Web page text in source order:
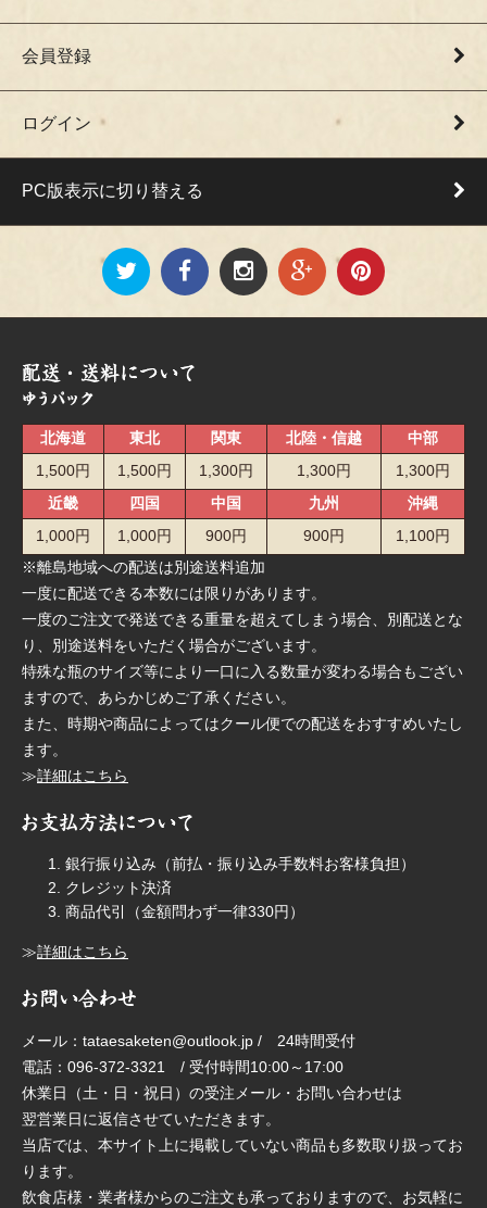
会員登録
ログイン
PC版表示に切り替える
北海道 東北 関東 北陸・信越
中部
1,500円
1,500円 1,300円 1,300円
1,300円
近畿
四国 中国 九州
沖縄
1,000円
1,000円 900円 900円
1,100円
※離島地域への配送は別途送料追加
一度に配送できる本数には限りがあります。
一度のご注文で発送できる重量を超えてしまう場合、別配送とな
り、別途送料をいただく場合がございます。
特殊な瓶のサイズ等により一口に入る数量が変わる場合もござい
ますので、あらかじめご了承ください。
また、時期や商品によってはクール便での配送をおすすめいたし
ます。
≫詳細はこちら
銀行振り込み（前払・振り込み手数料お客様負担）
クレジット決済
商品代引（金額問わず一律330円）
≫詳細はこちら
メール：tataesaketen@outlook.jp / 24時間受付
電話：096-372-3321 / 受付時間10:00～17:00
休業日（土・日・祝日）の受注メール・お問い合わせは
翌営業日に返信させていただきます。
当店では、本サイト上に掲載していない商品も多数取り扱ってお
ります。
飲食店様・業者様からのご注文も承っておりますので、お気軽に